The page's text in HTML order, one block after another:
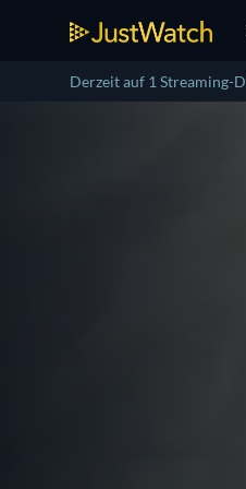
Derzeit auf 1 Streaming-